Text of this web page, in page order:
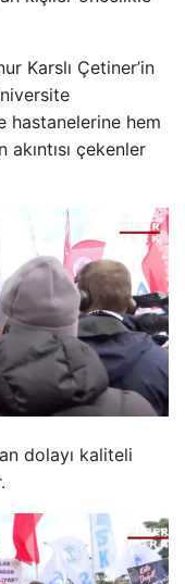
Karslı Çetiner’in
hastanelerine hem
çekenler
dolayı kaliteli